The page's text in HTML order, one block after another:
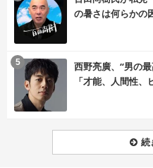
の暑さは何らかの
西野亮廣、“男の
「才能、人間性、
5
続